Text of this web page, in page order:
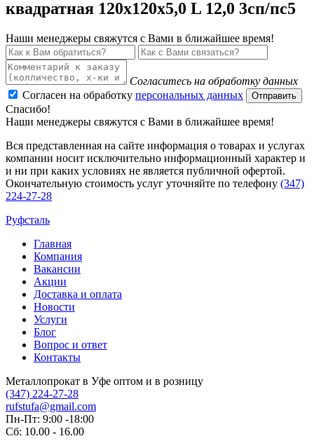
квадратная 120x120x5,0 L 12,0 3сп/пс5
Наши менеджеры свяжутся с Вами в ближайшее время!
Согласитесь на обработку данных
Согласен на обработку персональных данных Отправить
Спасибо!
Наши менеджеры свяжутся с Вами в ближайшее время!
Вся представленная на сайте информация о товарах и услугах
компании носит исключительно информационный характер и
и ни при каких условиях не является публичной офертой.
Окончательную стоимость услуг уточняйте по телефону (347)
224-27-28
Руфсталь
Главная
Компания
Вакансии
Акции
Доставка и оплата
Новости
Услуги
Блог
Вопрос и ответ
Контакты
Металлопрокат в Уфе оптом и в розницу
(347) 224-27-28
rufstufa@gmail.com
Пн-Пт: 9:00 -18:00
Сб: 10.00 - 16.00